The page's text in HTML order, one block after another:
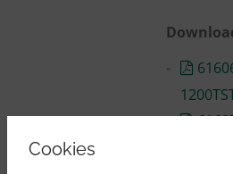
Cookies